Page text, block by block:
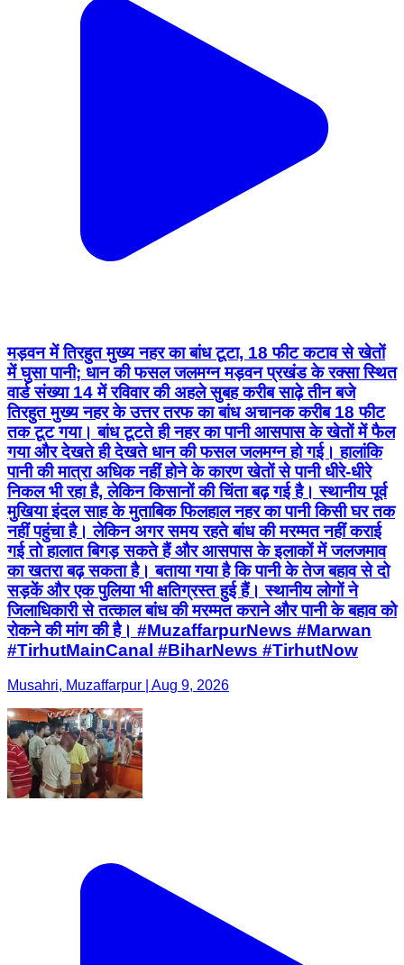
मड़वन में तिरहुत मुख्य नहर का बांध टूटा, 18 फीट कटाव से खेतों
में घुसा पानी; धान की फसल जलमग्न मड़वन प्रखंड के रक्सा स्थित
वार्ड संख्या 14 में रविवार की अहले सुबह करीब साढ़े तीन बजे
तिरहुत मुख्य नहर के उत्तर तरफ का बांध अचानक करीब 18 फीट
तक टूट गया। बांध टूटते ही नहर का पानी आसपास के खेतों में फैल
गया और देखते ही देखते धान की फसल जलमग्न हो गई। हालांकि
पानी की मात्रा अधिक नहीं होने के कारण खेतों से पानी धीरे-धीरे
निकल भी रहा है, लेकिन किसानों की चिंता बढ़ गई है। स्थानीय पूर्व
मुखिया इंदल साह के मुताबिक फिलहाल नहर का पानी किसी घर तक
नहीं पहुंचा है। लेकिन अगर समय रहते बांध की मरम्मत नहीं कराई
गई तो हालात बिगड़ सकते हैं और आसपास के इलाकों में जलजमाव
का खतरा बढ़ सकता है। बताया गया है कि पानी के तेज बहाव से दो
सड़कें और एक पुलिया भी क्षतिग्रस्त हुई हैं। स्थानीय लोगों ने
जिलाधिकारी से तत्काल बांध की मरम्मत कराने और पानी के बहाव को
रोकने की मांग की है। #MuzaffarpurNews #Marwan
#TirhutMainCanal #BiharNews #TirhutNow
Musahri, Muzaffarpur | Aug 9, 2026